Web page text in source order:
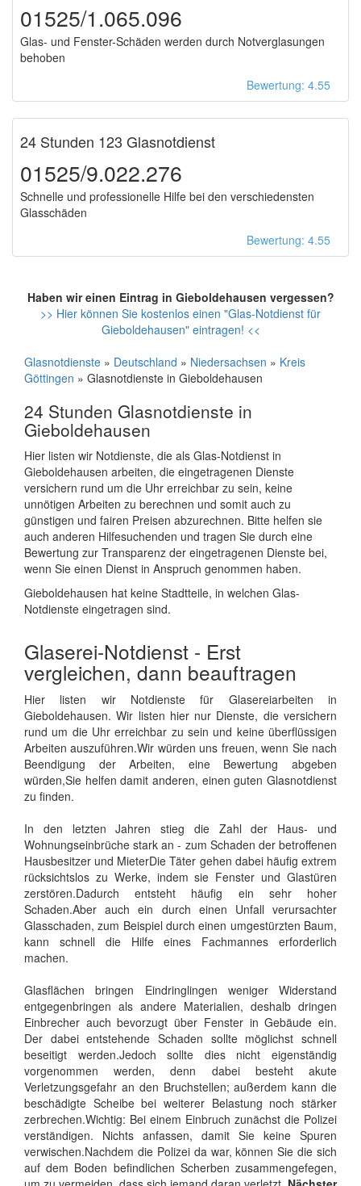
01525/1.065.096
Glas- und Fenster-Schäden werden durch Notverglasungen
behoben
Bewertung: 4.55
24 Stunden 123 Glasnotdienst
01525/9.022.276
Schnelle und professionelle Hilfe bei den verschiedensten
Glasschäden
Bewertung: 4.55
Haben wir einen Eintrag in Gieboldehausen vergessen?
>> Hier können Sie kostenlos einen "Glas-Notdienst für
Gieboldehausen" eintragen! <<
Glasnotdienste » Deutschland » Niedersachsen » Kreis
Göttingen » Glasnotdienste in Gieboldehausen
24 Stunden Glasnotdienste in
Gieboldehausen
Hier listen wir Notdienste, die als Glas-Notdienst in
Gieboldehausen arbeiten, die eingetragenen Dienste
versichern rund um die Uhr erreichbar zu sein, keine
unnötigen Arbeiten zu berechnen und somit auch zu
günstigen und fairen Preisen abzurechnen. Bitte helfen sie
auch anderen Hilfesuchenden und tragen Sie durch eine
Bewertung zur Transparenz der eingetragenen Dienste bei,
wenn Sie einen Dienst in Anspruch genommen haben.
Gieboldehausen hat keine Stadtteile, in welchen Glas-
Notdienste eingetragen sind.
Glaserei-Notdienst - Erst
vergleichen, dann beauftragen
Hier listen wir Notdienste für Glasereiarbeiten in
Gieboldehausen. Wir listen hier nur Dienste, die versichern
rund um die Uhr erreichbar zu sein und keine überflüssigen
Arbeiten auszuführen.Wir würden uns freuen, wenn Sie nach
Beendigung der Arbeiten, eine Bewertung abgeben
würden,Sie helfen damit anderen, einen guten Glasnotdienst
zu finden.
In den letzten Jahren stieg die Zahl der Haus- und
Wohnungseinbrüche stark an - zum Schaden der betroffenen
Hausbesitzer und MieterDie Täter gehen dabei häufig extrem
rücksichtslos zu Werke, indem sie Fenster und Glastüren
zerstören.Dadurch entsteht häufig ein sehr hoher
Schaden.Aber auch ein durch einen Unfall verursachter
Glasschaden, zum Beispiel durch einen umgestürzten Baum,
kann schnell die Hilfe eines Fachmannes erforderlich
machen.
Glasflächen bringen Eindringlingen weniger Widerstand
entgegenbringen als andere Materialien, deshalb dringen
Einbrecher auch bevorzugt über Fenster in Gebäude ein.
Der dabei entstehende Schaden sollte möglichst schnell
beseitigt werden.Jedoch sollte dies nicht eigenständig
vorgenommen werden, denn dabei besteht akute
Verletzungsgefahr an den Bruchstellen; außerdem kann die
beschädigte Scheibe bei weiterer Belastung noch stärker
zerbrechen.Wichtig: Bei einem Einbruch zunächst die Polizei
verständigen. Nichts anfassen, damit Sie keine Spuren
verwischen.Nachdem die Polizei da war, können Sie die sich
auf dem Boden befindlichen Scherben zusammengefegen,